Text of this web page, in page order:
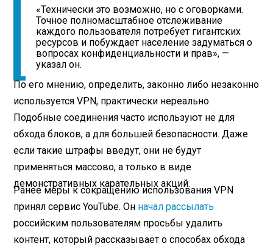
«Технически это возможно, но с оговорками.
Точное полномасштабное отслеживание
каждого пользователя потребует гигантских
ресурсов и побуждает население задуматься о
вопросах конфиденциальности и прав», —
указал он.
По его мнению, определить, законно либо незаконно
используется VPN, практически нереально.
Подобные соединения часто используют не для
обхода блоков, а для большей безопасности. Даже
если такие штрафы введут, они не будут
применяться массово, а только в виде
демонстративных карательных акций.
Ранее меры к сокращению использования VPN
принял сервис YouTube. Он начал рассылать
российским пользователям просьбы удалить
контент, который рассказывает о способах обхода